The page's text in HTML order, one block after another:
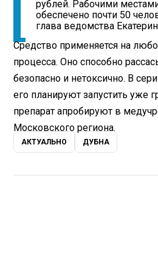
рублей. Рабочими
обеспечено почти 50
глава ведомства
Средство применяется на
процесса. Оно способно
безопасно и нетоксично. В
его планируют запустить уже
препарат апробируют в
Московского региона.
АКТУАЛЬНО ДУБНА